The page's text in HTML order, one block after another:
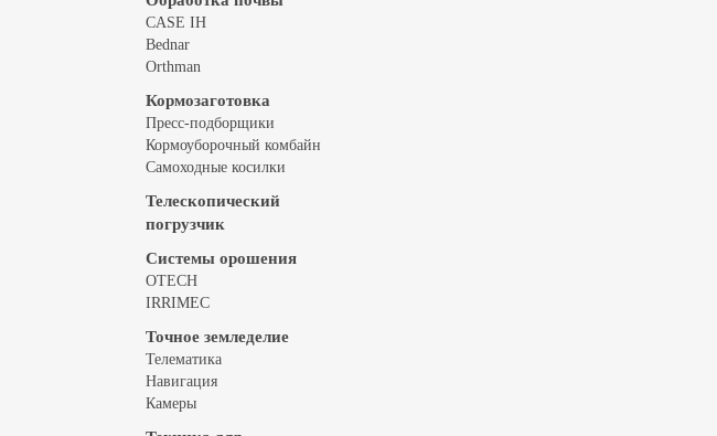
CASE IH
Bednar
Orthman
Кормозаготовка
Пресс-подборщики
Кормоуборочный комбайн
Самоходные косилки
Телескопический
погрузчик
Системы орошения
OTECH
IRRIMEC
Точное земледелие
Телематика
Навигация
Камеры